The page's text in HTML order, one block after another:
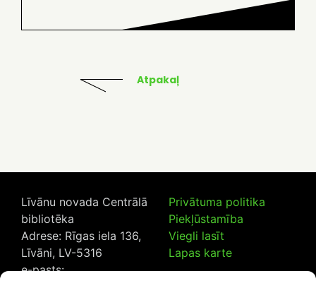
Atpakaļ
Līvānu novada Centrālā
bibliotēka
Adrese: Rīgas iela 136,
Līvāni, LV-5316
e-pasts:
Privātuma politika
Piekļūstamība
Viegli lasīt
Lapas karte